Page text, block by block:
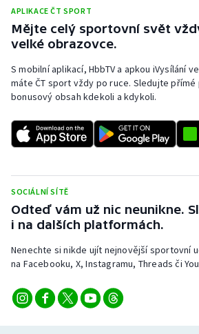
Rychlobruslení
Rychlostní kanoistika
Short track
Sportovní střelba
Triatlon
Veslování
Vodní slalom
Volejbal
APLIKACE ČT SPORT
Mějte celý sportovní svět
velké obrazovce.
S mobilní aplikací, HbbTV a apkou iVysílání
máte ČT sport vždy po ruce. Sledujte přímé
bonusový obsah kdekoli a kdykoli.
SOCIÁLNÍ SÍTĚ
Odteď vám už nic neunikne.
i na dalších platformách.
Nenechte si nikde ujít nejnovější sportovní
na Facebooku, X, Instagramu, Threads či